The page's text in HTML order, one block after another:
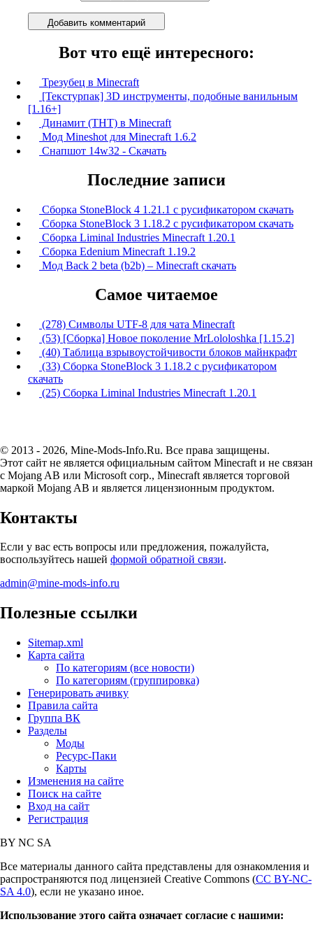
Добавить комментарий
Вот что ещё интересного:
Трезубец в Minecraft
[Текстурпак] 3D инструменты, подобные ванильным
[1.16+]
Динамит (THT) в Minecraft
Мод Mineshot для Minecraft 1.6.2
Снапшот 14w32 - Скачать
Последние записи
Сборка StoneBlock 4 1.21.1 с русификатором скачать
Сборка StoneBlock 3 1.18.2 с русификатором скачать
Сборка Liminal Industries Minecraft 1.20.1
Сборка Edenium Minecraft 1.19.2
Мод Back 2 beta (b2b) – Minecraft скачать
Самое читаемое
(278) Символы UTF-8 для чата Minecraft
(53) [Сборка] Новое поколение MrLololoshka [1.15.2]
(40) Таблица взрывоустойчивости блоков майнкрафт
(33) Сборка StoneBlock 3 1.18.2 с русификатором
скачать
(25) Сборка Liminal Industries Minecraft 1.20.1
© 2013 - 2026, Mine-Mods-Info.Ru. Все права защищены.
Этот сайт не является официальным сайтом Minecraft и не связан
с Mojang AB или Microsoft corp., Minecraft является торговой
маркой Mojang AB и является лицензионным продуктом.
Контакты
Если у вас есть вопросы или предложения, пожалуйста,
воспользуйтесь нашей формой обратной связи.
admin@mine-mods-info.ru
Полезные ссылки
Sitemap.xml
Карта сайта
По категориям (все новости)
По категориям (группировка)
Генерировать ачивку
Правила сайта
Группа ВК
Разделы
Моды
Ресурс-Паки
Карты
Изменения на сайте
Поиск на сайте
Вход на сайт
Регистрация
BY NC SA
Все материалы данного сайта представлены для ознакомления и
распространяются под лицензией Creative Commons (CC BY-NC-
SA 4.0), если не указано иное.
Использование этого сайта означает согласие с нашими: